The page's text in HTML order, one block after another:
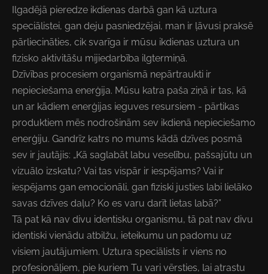
Ilgadējā pieredze ikdienas darbā gan kā uztura
speciālistei, gan deju pasniedzējai, man ir ļāvusi praksē
pārliecināties, cik svarīga ir mūsu ikdienas uztura un
fizisko aktivitāšu mijiedarbība ilgtermiņā.
Dzīvības procesiem organismā nepārtraukti ir
nepieciešama enerģija. Mūsu katra paša ziņā ir tas, kā
un ar kādiem enerģijas ieguves resursiem - pārtikas
produktiem mēs nodrošinām sev ikdienā nepieciešamo
enerģiju. Gandrīz katrs no mums kādā dzīves posmā
sev ir jautājis: „Kā saglabāt labu veselību, pašsajūtu un
vizuālo izskatu? Vai tas vispār ir iespējams? Vai ir
iespējams gan emocionāli, gan fiziski justies labi lielāko
savas dzīves daļu? Ko es varu darīt lietas labā?”
Tā pat kā nav divu identisku organismu, tā pat nav divu
identiski vienādu atbilžu, ieteikumu un padomu uz
visiem jautājumiem. Uztura speciālists ir viens no
profesionāļiem, pie kuriem Tu vari vērsties, lai atrastu